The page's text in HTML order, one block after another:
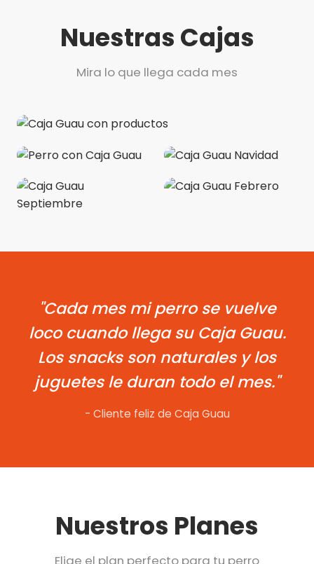
Nuestras Cajas
Mira lo que llega cada mes
"Cada mes mi perro se vuelve
loco cuando llega su Caja Guau.
Los snacks son naturales y los
juguetes le duran todo el mes."
- Cliente feliz de Caja Guau
Nuestros Planes
Elige el plan perfecto para tu perro